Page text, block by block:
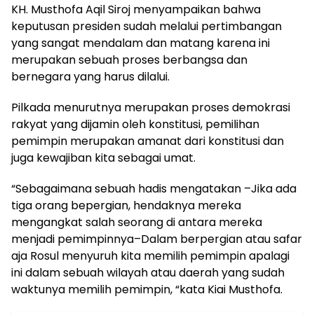
KH. Musthofa Aqil Siroj menyampaikan bahwa
keputusan presiden sudah melalui pertimbangan
yang sangat mendalam dan matang karena ini
merupakan sebuah proses berbangsa dan
bernegara yang harus dilalui.
Pilkada menurutnya merupakan proses demokrasi
rakyat yang dijamin oleh konstitusi, pemilihan
pemimpin merupakan amanat dari konstitusi dan
juga kewajiban kita sebagai umat.
“Sebagaimana sebuah hadis mengatakan –Jika ada
tiga orang bepergian, hendaknya mereka
mengangkat salah seorang di antara mereka
menjadi pemimpinnya–Dalam berpergian atau safar
aja Rosul menyuruh kita memilih pemimpin apalagi
ini dalam sebuah wilayah atau daerah yang sudah
waktunya memilih pemimpin, “kata Kiai Musthofa.